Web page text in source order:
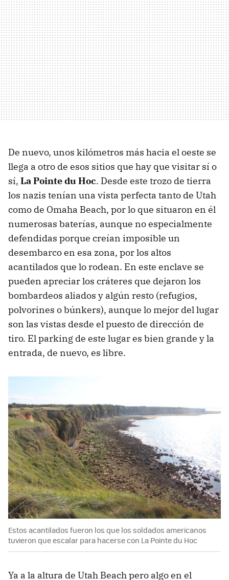
De nuevo, unos kilómetros más hacia el oeste se
llega a otro de esos sitios que hay que visitar sí o
sí, La Pointe du Hoc. Desde este trozo de tierra
los nazis tenían una vista perfecta tanto de Utah
como de Omaha Beach, por lo que situaron en él
numerosas baterías, aunque no especialmente
defendidas porque creían imposible un
desembarco en esa zona, por los altos
acantilados que lo rodean. En este enclave se
pueden apreciar los cráteres que dejaron los
bombardeos aliados y algún resto (refugios,
polvorines o búnkers), aunque lo mejor del lugar
son las vistas desde el puesto de dirección de
tiro. El parking de este lugar es bien grande y la
entrada, de nuevo, es libre.
Estos acantilados fueron los que los soldados americanos
tuvieron que escalar para hacerse con La Pointe du Hoc
Ya a la altura de Utah Beach pero algo en el